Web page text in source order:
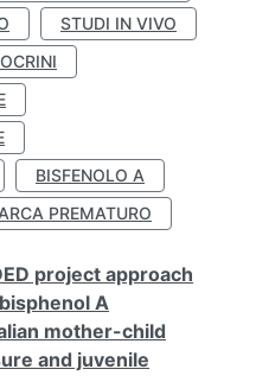
STUDI IN VIVO
BISFENOLO A
PREMATURO
project approach
A
mother-child
and juvenile